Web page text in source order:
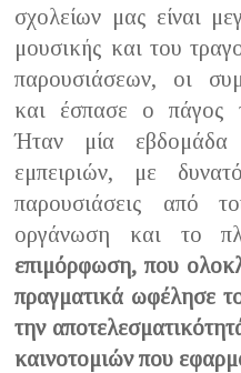
σχολείων μας είναι
μουσικής και του
παρουσιάσεων, οι
και έσπασε ο πάγος
Ήταν μία
εμπειριών, με
παρουσιάσεις από
οργάνωση και το
επιμόρφωση, που
πραγματικά ωφέλησε
την
καινοτομιών που